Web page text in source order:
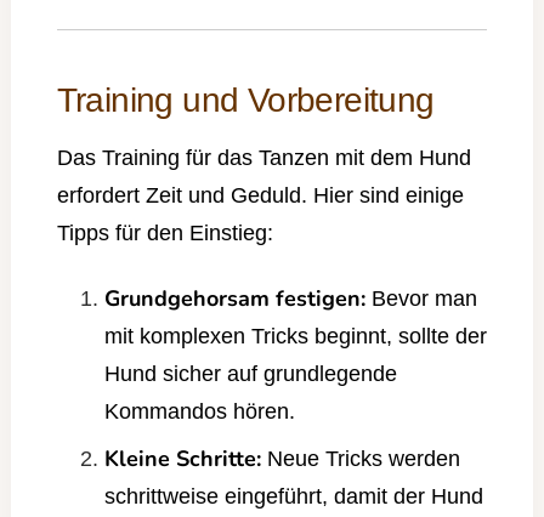
Training und Vorbereitung
Das Training für das Tanzen mit dem Hund
erfordert Zeit und Geduld. Hier sind einige
Tipps für den Einstieg:
Grundgehorsam festigen:Bevor man
mit komplexen Tricks beginnt, sollte der
Hund sicher auf grundlegende
Kommandos hören.
Kleine Schritte:Neue Tricks werden
schrittweise eingeführt, damit der Hund